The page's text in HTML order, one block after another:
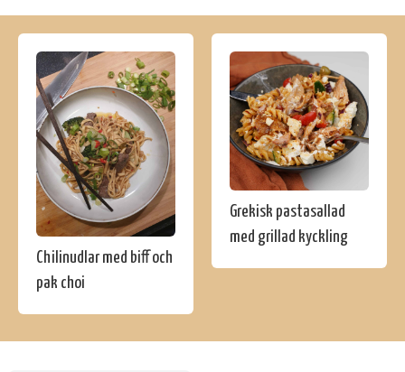
Chilinudlar med biff och
pak choi
Grekisk pastasallad
med grillad kyckling